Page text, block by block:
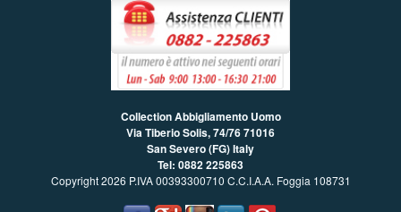
Collection Abbigliamento Uomo
Via Tiberio Solis, 74/7671016
San Severo (FG) Italy
Tel: 0882 225863
Copyright 2026 P.IVA 00393300710 C.C.I.A.A. Foggia 108731